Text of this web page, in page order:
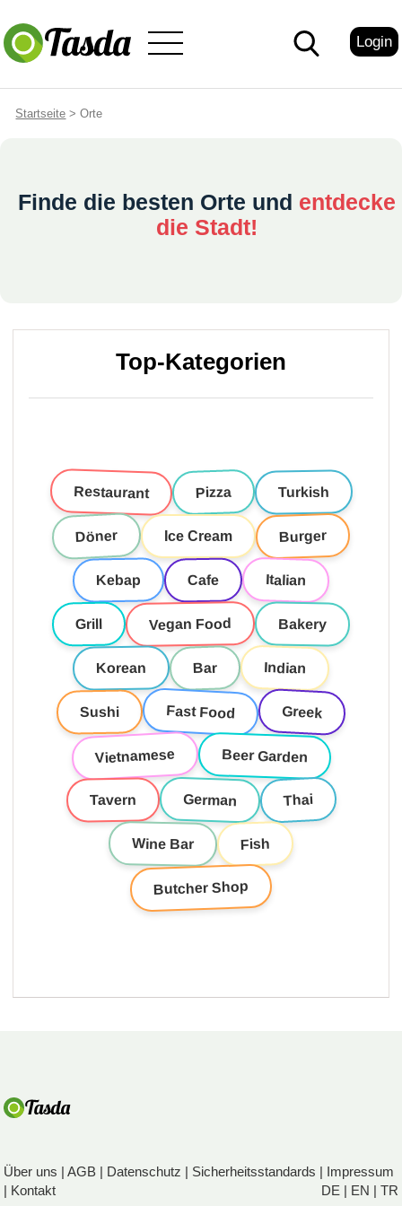
Login
Startseite > Orte
Finde die besten Orte und entdecke
die Stadt!
Top-Kategorien
Restaurant Pizza Turkish
Döner Ice Cream Burger
Kebap Cafe Italian
Grill Vegan Food Bakery
Korean Bar Indian
Sushi Fast Food Greek
Vietnamese Beer Garden
Tavern German Thai
Wine Bar Fish
Butcher Shop
Über uns |AGB | Datenschutz | Sicherheitsstandards | Impressum
| Kontakt DE | EN | TR